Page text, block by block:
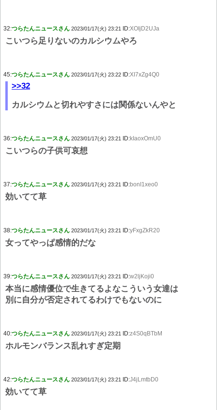
32:つらたんニュースさん 2023/01/17(火) 23:21 ID:XOIjD2UJa
こいつら足りないのカルシウムやろ
45:つらたんニュースさん 2023/01/17(火) 23:22 ID:XI7xZg4Q0
>>32
カルシウムと切れやすさには関係ないんやと
36:つらたんニュースさん 2023/01/17(火) 23:21 ID:kIaoxOmU0
こいつらの子供可哀想
37:つらたんニュースさん 2023/01/17(火) 23:21 ID:bonI1xeo0
効いてて草
38:つらたんニュースさん 2023/01/17(火) 23:21 ID:yFxgZkR20
女ってやっぱ感情的だな
39:つらたんニュースさん 2023/01/17(火) 23:21 ID:w2ljKoji0
本当に感情優位で生きてるよなこういう女達は
別に自分が否定されてるわけでもないのに
40:つらたんニュースさん 2023/01/17(火) 23:21 ID:z4S0qBTbM
ホルモンバランス乱れすぎ定期
42:つらたんニュースさん 2023/01/17(火) 23:21 ID:J4jLmtbD0
効いてて草